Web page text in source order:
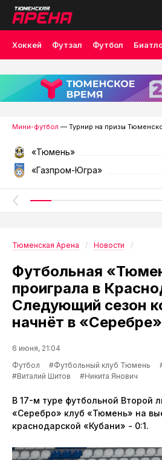
Хоккей Футзал Футбол
Лыжные гонки Волейбол
Скалолазание Велоспорт Бокс
Мини-футбол — Турнир на призы
«Тюмень»
«Газпром-Югра»
Тюменская Арена Новости
Футбольная
проиграла в
Следующий сезон
начнёт в «Серебре»
6 июня, 21:04
Футбол
#Футбольный клуб Тюмень
#Виталий Шитов
#Никита Янович
В 17-м туре футбольной Второй
«Серебро» клуб «Тюмень» на
краснодарской «Кубани» - 0:1.